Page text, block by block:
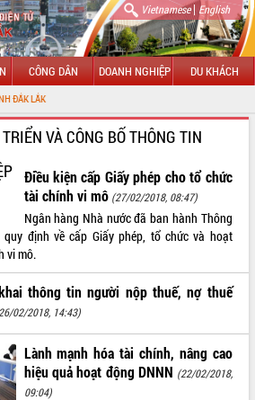
Vietnamese| English
CÔNG DÂN DOANH NGHIỆP DU KHÁCH
VÀ CÔNG BỐ THÔNG TIN
Điều kiện cấp Giấy phép cho tổ chức
tài chính vi mô (27/02/2018, 08:47)
Ngân hàng Nhà nước đã ban hành Thông
quy định về cấp Giấy phép, tổ chức và hoạt
vi mô.
thông tin người nộp thuế, nợ thuế
02/2018, 14:43)
Lành mạnh hóa tài chính, nâng cao
hiệu quả hoạt động DNNN (22/02/2018,
09:04)